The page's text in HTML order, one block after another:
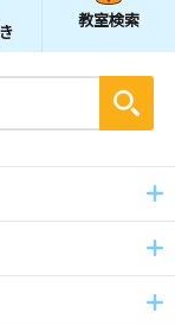
教室検索